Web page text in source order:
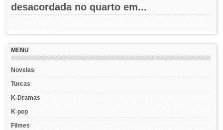
desacordada no quarto em...
MENU
Novelas
Turcas
K-Dramas
K-pop
Filmes